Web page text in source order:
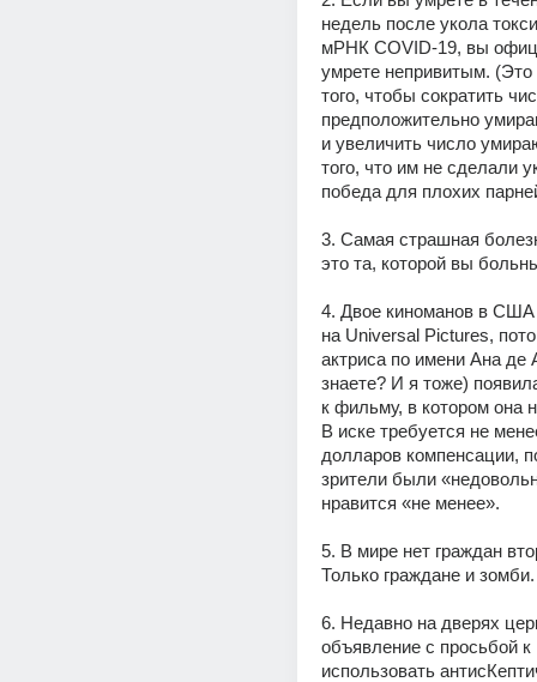
недель после укола
мРНК COVID-19, вы
умрете непривитым.
того, чтобы сократить
предположительно
и увеличить число
того, что им не сделали
победа для плохих
3. Самая страшная
это та, которой вы
4. Двое киноманов в США
на Universal Pictures,
актриса по имени Ана де
знаете? И я тоже)
к фильму, в котором она
В иске требуется не
долларов компенсации,
зрители были
нравится «не менее».
5. В мире нет граждан
Только граждане и зомби.
6. Недавно на дверях
объявление с просьбой к
использовать